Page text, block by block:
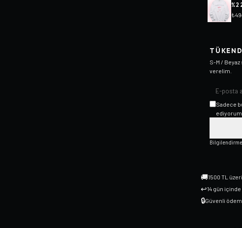
%
S-M / Beyaz
verelim.
Sadece
ediyorum.
Bilgilendirme
🚚1500 TL
↩14 gün
🔒Güvenli